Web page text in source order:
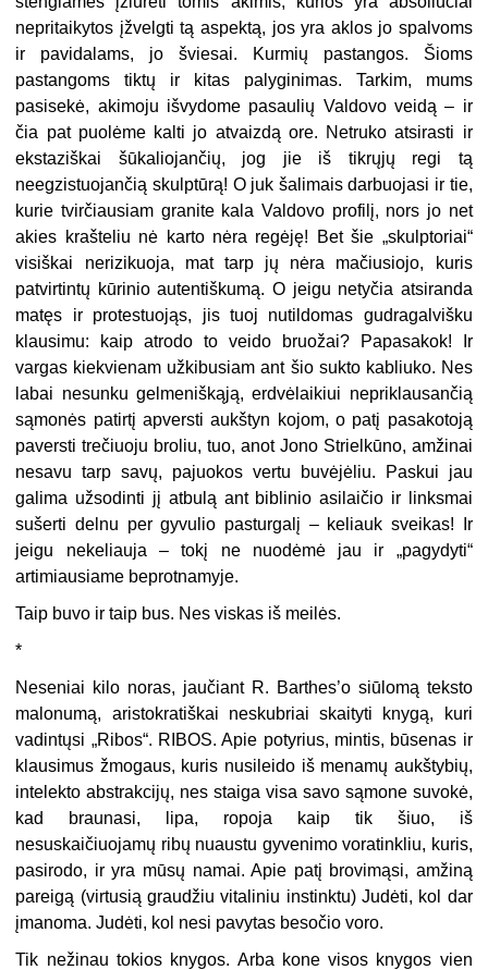
nepritaikytos įžvelgti tą aspektą, jos yra aklos jo spalvoms
ir pavidalams, jo šviesai. Kurmių pastangos. Šioms
pastangoms tiktų ir kitas palyginimas. Tarkim, mums
pasisekė, akimoju išvydome pasaulių Valdovo veidą – ir
čia pat puolėme kalti jo atvaizdą ore. Netruko atsirasti ir
ekstaziškai šūkaliojančių, jog jie iš tikrųjų regi tą
neegzistuojančią skulptūrą! O juk šalimais darbuojasi ir tie,
kurie tvirčiausiam granite kala Valdovo profilį, nors jo net
akies krašteliu nė karto nėra regėję! Bet šie „skulptoriai“
visiškai nerizikuoja, mat tarp jų nėra mačiusiojo, kuris
patvirtintų kūrinio autentiškumą. O jeigu netyčia atsiranda
matęs ir protestuojąs, jis tuoj nutildomas gudragalvišku
klausimu: kaip atrodo to veido bruožai? Papasakok! Ir
vargas kiekvienam užkibusiam ant šio sukto kabliuko. Nes
labai nesunku gelmeniškąją, erdvėlaikiui nepriklausančią
sąmonės patirtį apversti aukštyn kojom, o patį pasakotoją
paversti trečiuoju broliu, tuo, anot Jono Strielkūno, amžinai
nesavu tarp savų, pajuokos vertu buvėjėliu. Paskui jau
galima užsodinti jį atbulą ant biblinio asilaičio ir linksmai
sušerti delnu per gyvulio pasturgalį – keliauk sveikas! Ir
jeigu nekeliauja – tokį ne nuodėmė jau ir „pagydyti“
artimiausiame beprotnamyje.
Taip buvo ir taip bus. Nes viskas iš meilės.
*
Neseniai kilo noras, jaučiant R. Barthes’o siūlomą teksto
malonumą, aristokratiškai neskubriai skaityti knygą, kuri
vadintųsi „Ribos“. RIBOS. Apie potyrius, mintis, būsenas ir
klausimus žmogaus, kuris nusileido iš menamų aukštybių,
intelekto abstrakcijų, nes staiga visa savo sąmone suvokė,
kad braunasi, lipa, ropoja kaip tik šiuo, iš
nesuskaičiuojamų ribų nuaustu gyvenimo voratinkliu, kuris,
pasirodo, ir yra mūsų namai. Apie patį brovimąsi, amžiną
pareigą (virtusią graudžiu vitaliniu instinktu) Judėti, kol dar
įmanoma. Judėti, kol nesi pavytas besočio voro.
Tik nežinau tokios knygos. Arba kone visos knygos vien